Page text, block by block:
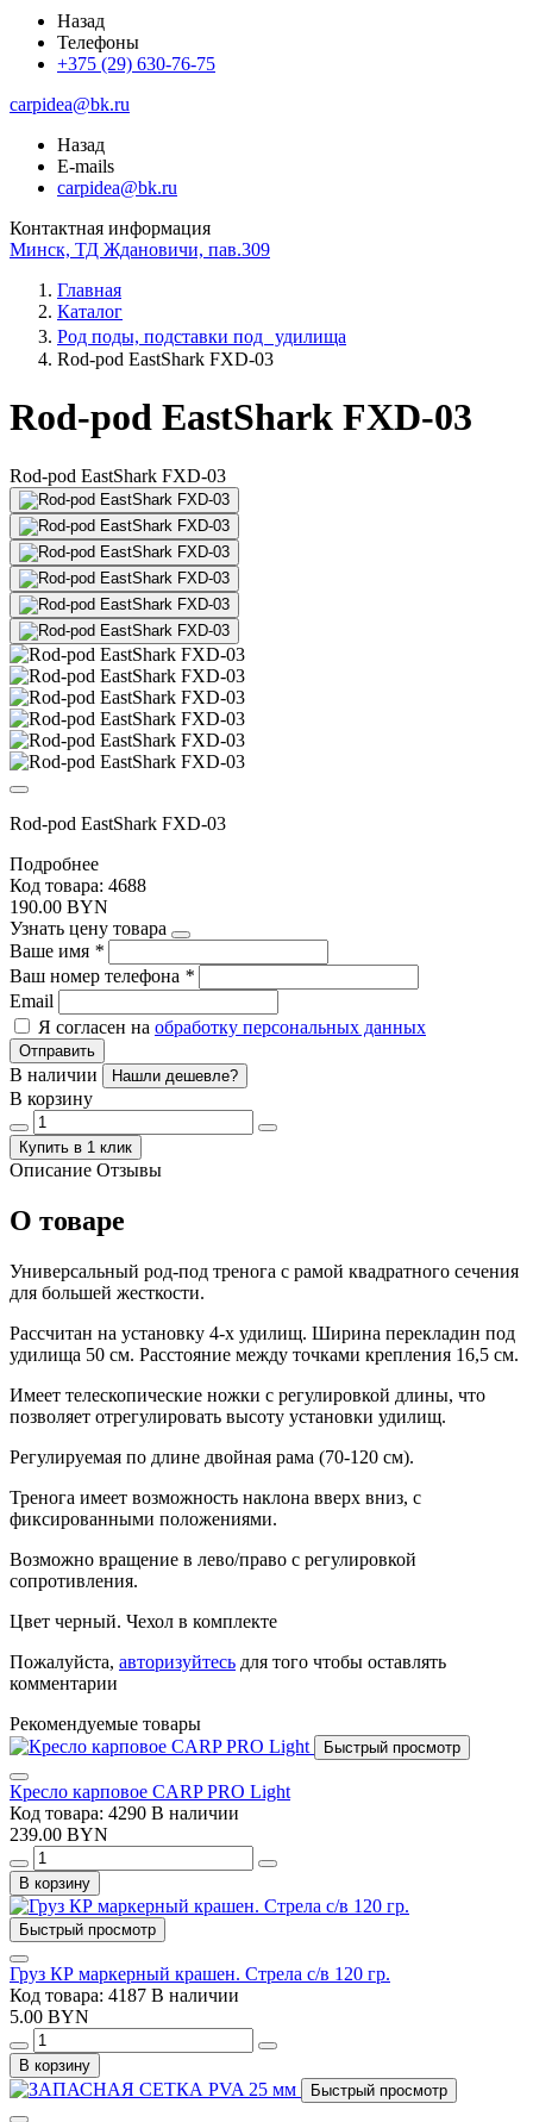
Назад
Телефоны
+375 (29) 630-76-75
carpidea@bk.ru
Назад
E-mails
carpidea@bk.ru
Контактная информация
Минск, ТД Ждановичи, пав.309
Главная
Каталог
Род поды, подставки под удилища
Rod-pod EastShark FXD-03
Rod-pod EastShark FXD-03
Rod-pod EastShark FXD-03
Rod-pod EastShark FXD-03
Подробнее
Код товара: 4688
190.00 BYN
Узнать цену товара
Ваше имя *
Ваш номер телефона *
Email
Я согласен на обработку персональных данных
Отправить
В наличии Нашли дешевле?
В корзину
Купить в 1 клик
Описание Отзывы
О товаре
Универсальный род-под тренога с рамой квадратного сечения
для большей жесткости.
Рассчитан на установку 4-х удилищ. Ширина перекладин под
удилища 50 см. Расстояние между точками крепления 16,5 см.
Имеет телескопические ножки с регулировкой длины, что
позволяет отрегулировать высоту установки удилищ.
Регулируемая по длине двойная рама (70-120 см).
Тренога имеет возможность наклона вверх вниз, с
фиксированными положениями.
Возможно вращение в лево/право с регулировкой
сопротивления.
Цвет черный. Чехол в комплекте
Пожалуйста, авторизуйтесь для того чтобы оставлять
комментарии
Рекомендуемые товары
Быстрый просмотр
Кресло карповое CARP PRO Light
Код товара: 4290 В наличии
239.00 BYN
В корзину
Быстрый просмотр
Груз КР маркерный крашен. Стрела с/в 120 гр.
Код товара: 4187 В наличии
5.00 BYN
В корзину
Быстрый просмотр